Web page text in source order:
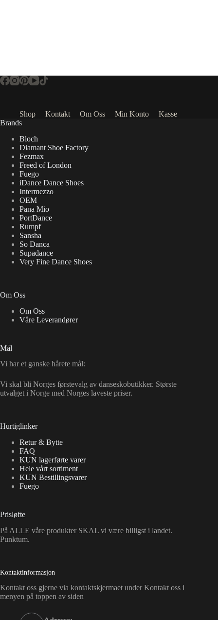
Shop Kontakt Om Oss Min Konto
Kasse
Brands
Bloch
Diamant Shoe Factory
Fezmax
Freed of London
Fuego
iDance Dance Shoes
Intermezzo
OEM
Pana Mio
PortDance
Rumpf
Sansha
So Danca
Supadance
Very Fine Dance Shoes
Om Oss
Om Oss
Våre Leverandører
Mål
Vi har et ganske hårete mål:
Vi skal bli Norges førstevalg av danseskobutikker. Største
utvalget i Norge med Norges laveste priser.
Hurtiglinker
Retur & Bytte
FAQ
KUN lagerførte varer
Hele vårt sortiment
KUN Bestillingsvarer
Fuego
Prisløfte
På ALLE våre produkter SKAL vi være billigst i landet.
Punktum.
Kontaktinformasjon
Kontakt oss gjerne via kontaktskjermaet under Kontakt oss i
menyen på toppen av siden